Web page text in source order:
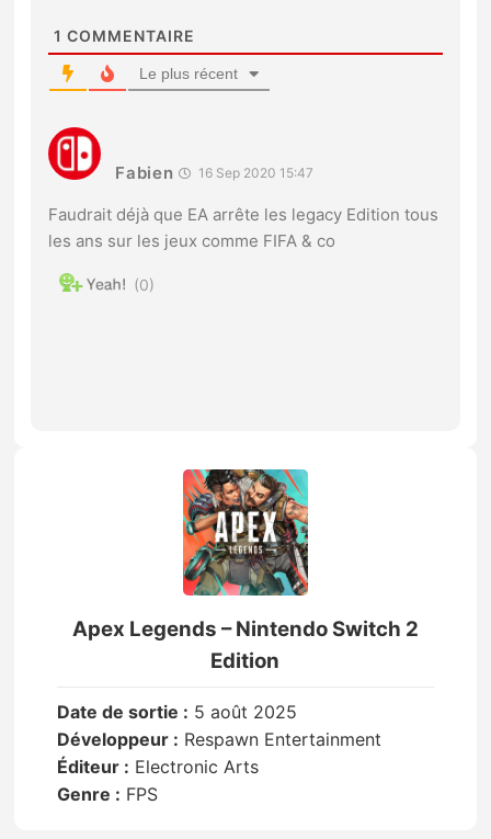
1 COMMENTAIRE
Le plus récent
Fabien 16 Sep 2020 15:47
Faudrait déjà que EA arrête les legacy Edition tous
les ans sur les jeux comme FIFA & co
0
Apex Legends – Nintendo Switch 2
Edition
Date de sortie : 5 août 2025
Développeur : Respawn Entertainment
Éditeur : Electronic Arts
Genre : FPS